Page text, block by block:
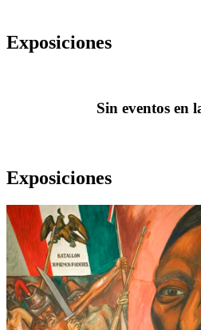
Exposiciones
Sin eventos en
Exposiciones